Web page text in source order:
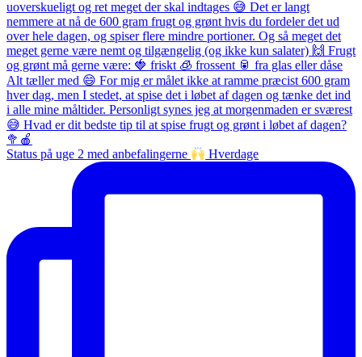
Status på uge 2 med anbefalingerne Hverdage